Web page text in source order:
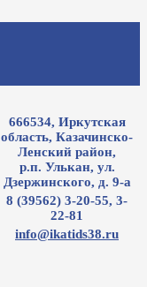
666534, Иркутская
область, Казачинско-
Ленский район,
р.п. Улькан, ул.
Дзержинского, д. 9-а
8 (39562) 3-20-55, 3-
22-81
info@ikatids38.ru